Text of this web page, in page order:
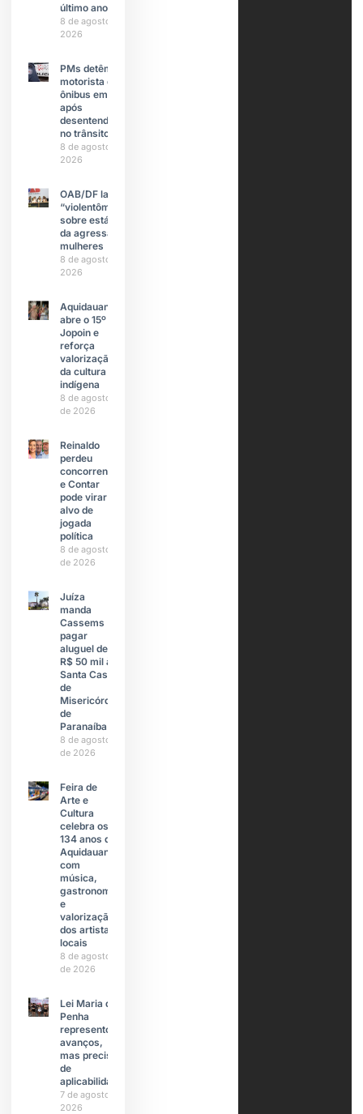
último ano
8 de agosto de
2026
PMs detêm
motorista de
ônibus em SP
após
desentendimento
no trânsito
8 de agosto de
2026
OAB/DF lança
“violentômetro”
sobre estágios
da agressão a
mulheres
8 de agosto de
2026
Aquidauana
abre o 15º
Jopoin e
reforça
valorização
da cultura
indígena
8 de agosto
de 2026
Reinaldo
perdeu
concorrente
e Contar
pode virar
alvo de
jogada
política
8 de agosto
de 2026
Juíza
manda
Cassems
pagar
aluguel de
R$ 50 mil à
Santa Casa
de
Misericórdia
de
Paranaíba
8 de agosto
de 2026
Feira de
Arte e
Cultura
celebra os
134 anos de
Aquidauana
com
música,
gastronomia
e
valorização
dos artistas
locais
8 de agosto
de 2026
Lei Maria da
Penha
representou
avanços,
mas precisa
de
aplicabilidade
7 de agosto de
2026